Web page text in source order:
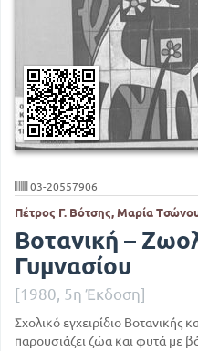
03-20557906
Πέτρος Γ. Βότσης, Μαρία
Βοτανική –
Γυμνασίου
[1980, 5η Έκδοση]
Σχολικό εγχειρίδιο Βοτανικής
παρουσιάζει ζώα και φυτά με